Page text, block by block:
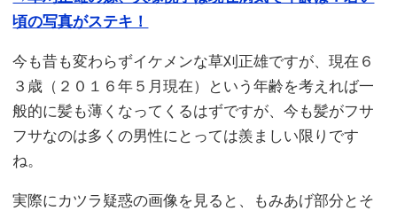
頃の写真がステキ！
今も昔も変わらずイケメンな草刈正雄ですが、現在６
３歳（２０１６年５月現在）という年齢を考えれば一
般的に髪も薄くなってくるはずですが、今も髪がフサ
フサなのは多くの男性にとっては羨ましい限りです
ね。
実際にカツラ疑惑の画像を見ると、もみあげ部分とそ